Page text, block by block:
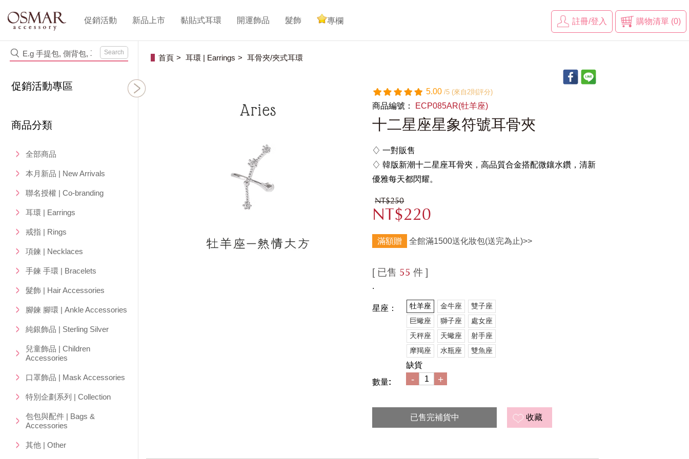
促銷活動 新品上市 黏貼式耳環 開運飾品 髮飾 專欄 購物清單 (0)
註冊/登入
Search
促銷活動專區
商品分類
全部商品
本月新品 | New Arrivals
聯名授權 | Co-branding
耳環 | Earrings
戒指 | Rings
項鍊 | Necklaces
手鍊 手環 | Bracelets
髮飾 | Hair Accessories
腳鍊 腳環 | Ankle Accessories
純銀飾品 | Sterling Silver
兒童飾品 | Children
Accessories
口罩飾品 | Mask Accessories
特別企劃系列 | Collection
包包與配件 | Bags &
Accessories
其他 | Other
首頁 耳環 | Earrings 耳骨夾/夾式耳環
5.00/5 (來自2則評分)
商品編號： ECP085AR(牡羊座)
十二星座星象符號耳骨夾
♢ 一對販售
♢ 韓版新潮十二星座耳骨夾，高品質合金搭配微鑲水鑽，清新
優雅每天都閃耀。
NT$250
NT$220
滿額贈 全館滿1500送化妝包(送完為止)>>
[ 已售 55 件 ]
.
星座： 牡羊座 金牛座
雙子座
巨蠍座
獅子座
處女座
天秤座
天蠍座
射手座
摩羯座
水瓶座 雙魚座
缺貨
數量:
- +
已售完補貨中 收藏